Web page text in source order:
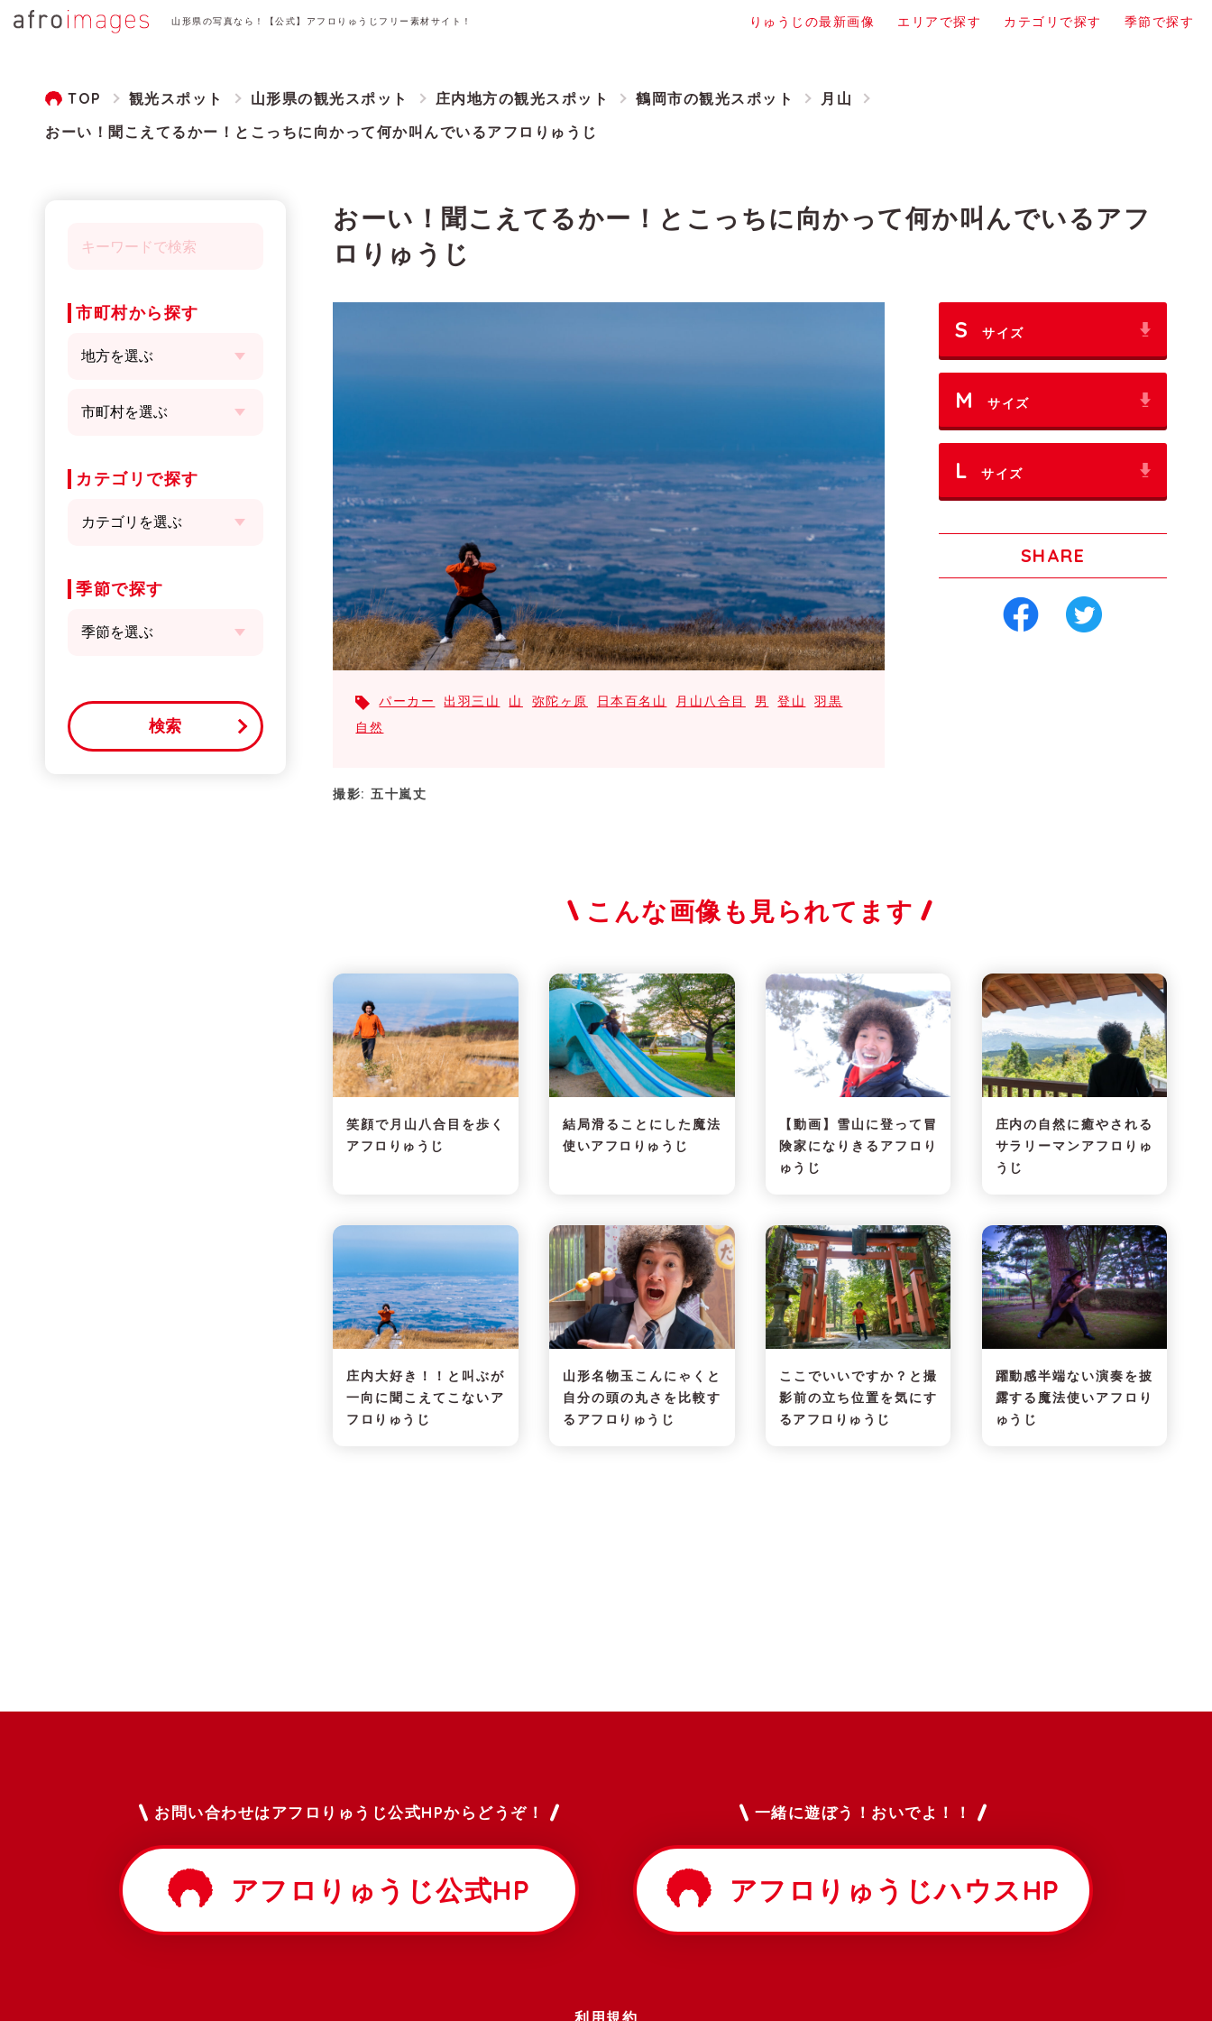
山形県の写真なら！【公式】アフロりゅうじフリー素材サイト！ りゅうじの最新画像 エリアで探す カテゴリで探す 季節で探す
TOP 観光スポット 山形県の観光スポット 庄内地方の観光スポット 鶴岡市の観光スポット
月山
おーい！聞こえてるかー！とこっちに向かって何か叫んでいるアフロりゅうじ
おーい！聞こえてるかー！とこっちに向かって何か叫んでいるアフ
ロりゅうじ
パーカー 出羽三山 山 弥陀ヶ原 日本百名山 月山八合目 男 登山
羽黒
自然
撮影: 五十嵐丈
S サイズ
M サイズ
L サイズ
SHARE
こんな画像も見られてます
笑顔で月山八合目を歩く
アフロりゅうじ
結局滑ることにした魔法
使いアフロりゅうじ
【動画】雪山に登って冒
険家になりきるアフロり
ゅうじ
庄内の自然に癒やされる
サラリーマンアフロりゅ
うじ
庄内大好き！！と叫ぶが
一向に聞こえてこないア
フロりゅうじ
山形名物玉こんにゃくと
自分の頭の丸さを比較す
るアフロりゅうじ
ここでいいですか？と撮
影前の立ち位置を気にす
るアフロりゅうじ
躍動感半端ない演奏を披
露する魔法使いアフロり
ゅうじ
市町村から探す
カテゴリで探す
季節で探す
お問い合わせはアフロりゅうじ公式HPからどうぞ！
アフロりゅうじ公式HP
一緒に遊ぼう！おいでよ！！
アフロりゅうじハウスHP
利用規約